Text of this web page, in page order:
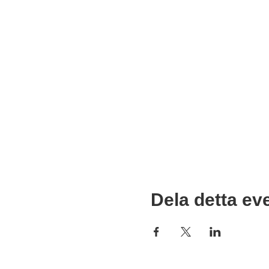
Dela detta